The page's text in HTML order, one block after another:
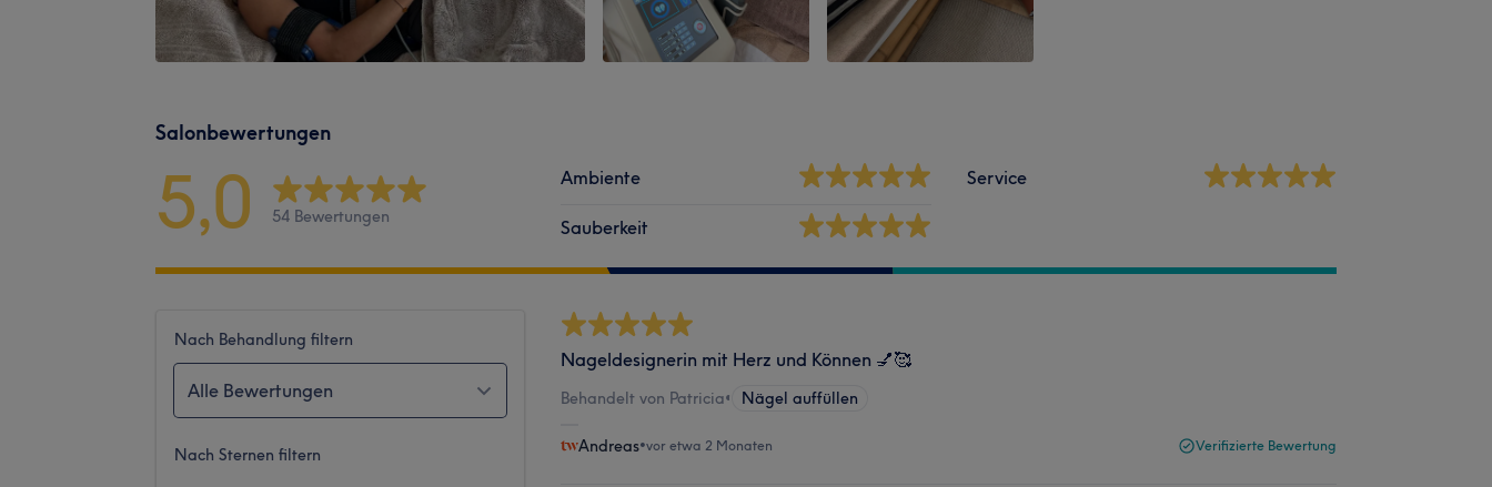
Salonbewertungen
5,0 54 Bewertungen
Ambiente
Sauberkeit
Service
Nach Behandlung filtern
Alle Bewertungen
Nach Sternen filtern
Nageldesignerin mit Herz und Können 💅🥰
Behandelt von Patricia• Nägel auffüllen
Andreas•vor etwa 2 Monaten Verifizierte Bewertung